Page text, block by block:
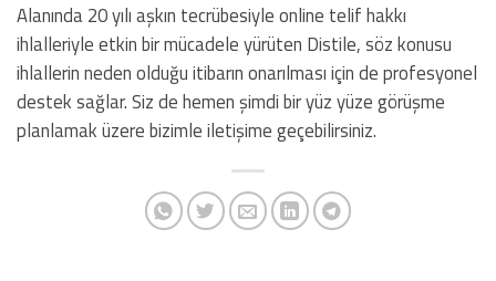
Alanında 20 yılı aşkın tecrübesiyle online telif hakkı
ihlalleriyle etkin bir mücadele yürüten Distile, söz konusu
ihlallerin neden olduğu itibarın onarılması için de profesyonel
destek sağlar. Siz de hemen şimdi bir yüz yüze görüşme
planlamak üzere bizimle iletişime geçebilirsiniz.